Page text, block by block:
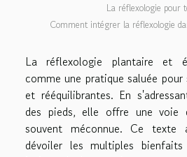
La réflexologie pour
Comment intégrer la réflexologie
La réflexologie plantaire et
comme une pratique saluée
et rééquilibrantes. En
des pieds, elle offre une voie
souvent méconnue. Ce
dévoiler les multiples